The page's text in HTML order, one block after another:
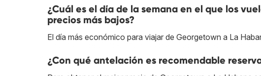
¿Cuál es el día de la semana en el que los
precios más bajos?
El día más económico para viajar de Georgetown a La
¿Con qué antelación es recomendable